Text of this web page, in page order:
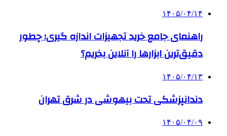
۱۴۰۵/۰۴/۱۴
راهنمای جامع خرید تجهیزات اندازه گیری؛ چطور
دقیق‌ترین ابزارها را آنلاین بخریم؟
۱۴۰۵/۰۴/۱۳
دندانپزشکی تحت بیهوشی در شرق تهران
۱۴۰۵/۰۴/۰۹